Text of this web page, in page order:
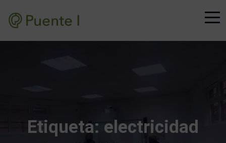
Etiqueta: electricidad